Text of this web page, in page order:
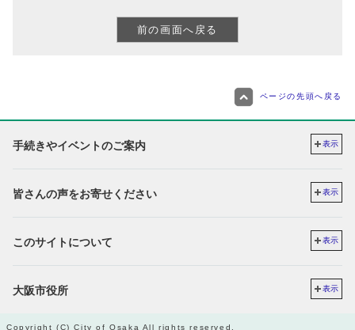
ページの先頭へ戻る
手続きやイベントのご案内 表示
皆さんの声をお寄せください 表示
このサイトについて 表示
大阪市役所 表示
Copyright (C) City of Osaka All rights reserved.